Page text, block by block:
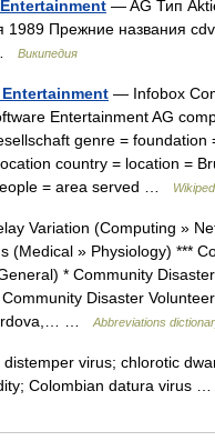
— AG Тип
1989 Прежние названия
Википедия
— Infobox
Entertainment AG
genre = foundation
country = location =
= area served …
Variation (Computing »
(Medical » Physiology) ***
* Community
Disaster
…
Abbreviations
virus; chlorotic
Colombian datura virus …